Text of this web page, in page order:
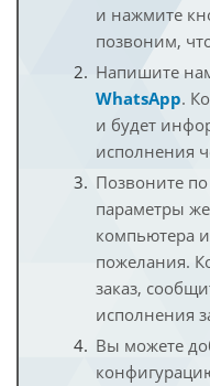
и нажмите
позвоним,
Напишите
WhatsApp.
и будет
исполнения
Позвоните
параметры
компьютера
пожелания.
заказ,
исполнения
Вы можете